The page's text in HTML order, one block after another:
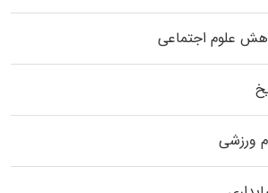
علوم اجتماعی
ورزشی